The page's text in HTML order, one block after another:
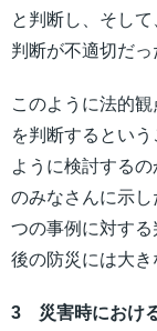
と判断し、そし
判断が不適切だっ
このように法的
を判断するとい
ように検討する
のみなさんに示し
つの事例に対す
後の防災には大き
3 災害時におけ